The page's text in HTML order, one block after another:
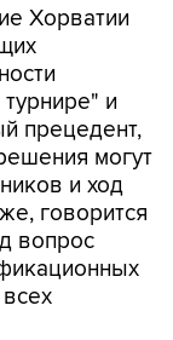
Хорватии
и
прецедент,
могут
и ход
говорится
вопрос